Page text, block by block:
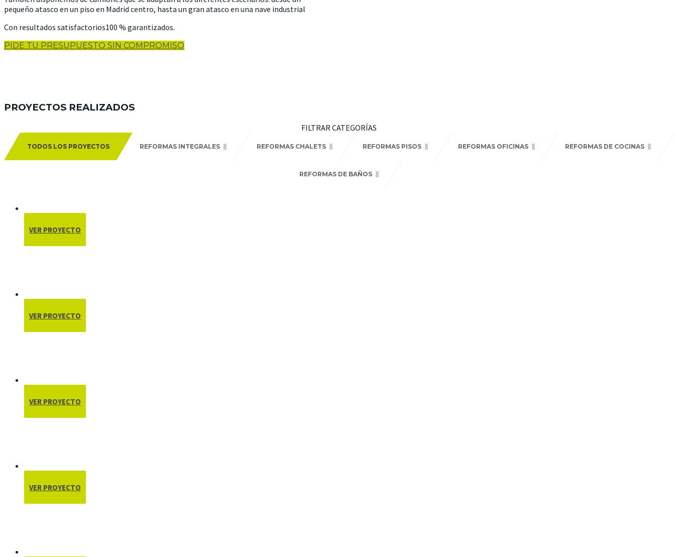
pequeño atasco en un piso en Madrid centro, hasta un gran atasco en una nave industrial
Con resultados satisfactorios100 % garantizados.
PIDE TU PRESUPUESTO SIN COMPROMISO
PROYECTOS REALIZADOS
FILTRAR CATEGORÍAS
TODOS LOS PROYECTOS REFORMAS INTEGRALES REFORMAS CHALETS REFORMAS PISOS REFORMAS OFICINAS REFORMAS DE COCINAS
REFORMAS DE BAÑOS
VER PROYECTO
VER PROYECTO
VER PROYECTO
VER PROYECTO